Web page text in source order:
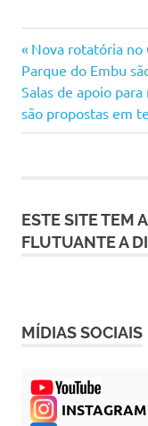
Navegação
de
Post
Previous
Post:
Nova rotatória no
Parque do Embu
Next
Post:
Salas de apoio
são propostas em
ESTE SITE TEM
FLUTUANTE A
MÍDIAS SOCIAIS
INSTAGRAM